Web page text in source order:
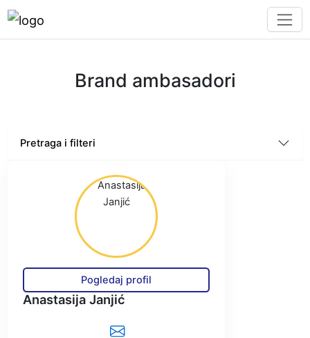
Brand ambasadori
Pretraga i filteri
Pogledaj profil
Anastasija Janjić